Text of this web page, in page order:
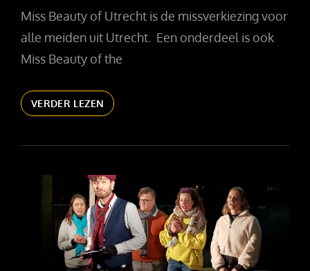
Miss Beauty of Utrecht is de missverkiezing voor
alle meiden uit Utrecht. Een onderdeel is ook
Miss Beauty of the
VERDER LEZEN MISS
TEEN
UTRECHT